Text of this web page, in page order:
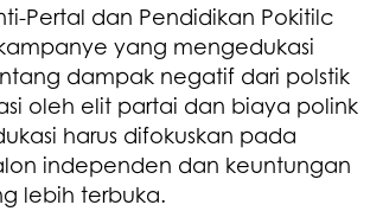
Pertal dan Pendidikan Pokitilc
yang mengedukasi
dampak negatif dari polstik
oleh elit partai dan biaya polink
harus difokuskan pada
independen dan keuntungan
lebih terbuka.